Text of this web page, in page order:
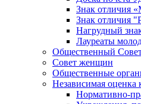
Знак отличия
Знак отличия
Нагрудный
Лауреаты
Общественный
Совет женщин
Общественные
Независимая оценка
Нормативно-